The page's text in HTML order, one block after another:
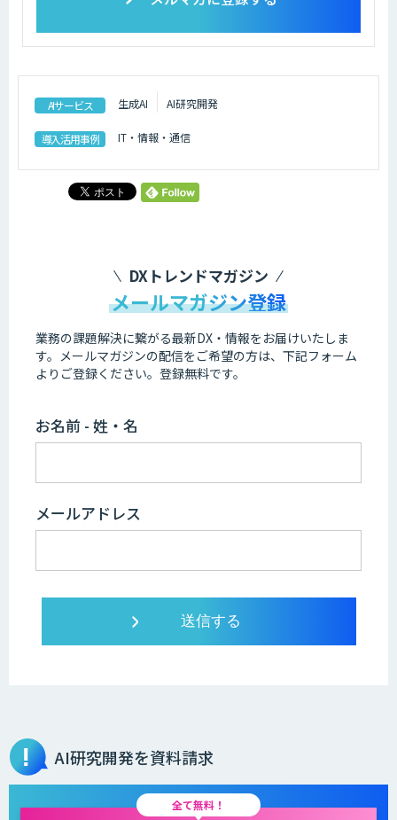
AIサービス 生成AI AI研究開発
導入活用事例 IT・情報・通信
DXトレンドマガジン
メールマガジン登録
業務の課題解決に繋がる最新DX・情報をお届けいたしま
す。 メールマガジンの配信をご希望の方は、下記フォーム
よりご登録ください。登録無料です。
お名前 - 姓・名
メールアドレス
AI研究開発を資料請求
全て無料！